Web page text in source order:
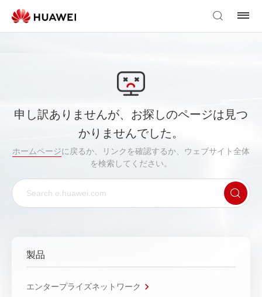
申し訳ありませんが、お探しのページは見つ
かりませんでした。
ホームページに戻るか、リンクを確認するか、ウェブサイト全体
を検索してください。
製品
エンタープライズネットワーク